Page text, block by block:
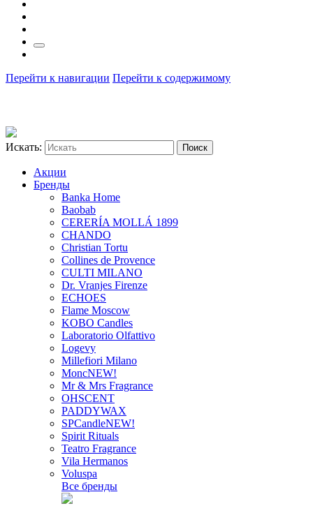
Перейти к навигации Перейти к содержимому
Искать:
Акции
Бренды
Banka Home
Baobab
CERERÍA MOLLÁ 1899
CHANDO
Christian Tortu
Collines de Provence
CULTI MILANO
Dr. Vranjes Firenze
ECHOES
Flame Moscow
KOBO Candles
Laboratorio Olfattivo
Logevy
Millefiori Milano
MoncNEW!
Mr & Mrs Fragrance
OHSCENT
PADDYWAX
SPCandleNEW!
Spirit Rituals
Teatro Fragrance
Vila Hermanos
Voluspa
Все бренды